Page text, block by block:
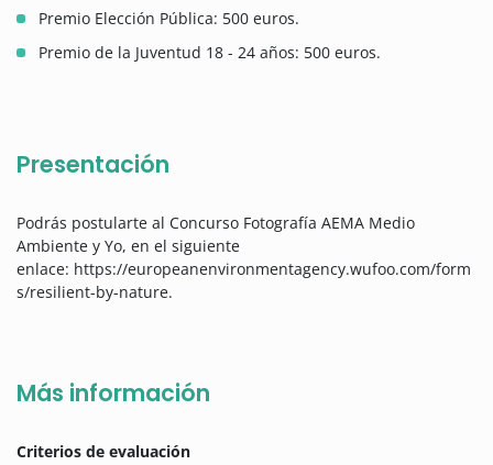
Premio Elección Pública: 500 euros.
Premio de la Juventud 18 - 24 años: 500 euros.
Presentación
Podrás postularte al Concurso Fotografía AEMA Medio
Ambiente y Yo, en el siguiente
enlace: https://europeanenvironmentagency.wufoo.com/form
s/resilient-by-nature.
Más información
Criterios de evaluación